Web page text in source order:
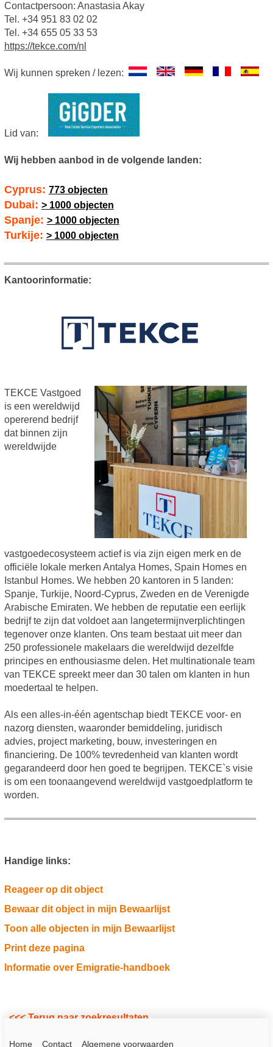
Contactpersoon: Anastasia Akay
Tel. +34 951 83 02 02
Tel. +34 655 05 33 53
https://tekce.com/nl
Wij kunnen spreken / lezen:
Lid van:
Wij hebben aanbod in de volgende landen:
Cyprus: 773 objecten
Dubai: > 1000 objecten
Spanje: > 1000 objecten
Turkije: > 1000 objecten
Kantoorinformatie:
TEKCE Vastgoed
is een wereldwijd
opererend bedrijf
dat binnen zijn
wereldwijde
vastgoedecosysteem actief is via zijn eigen merk en de
officiële lokale merken Antalya Homes, Spain Homes en
Istanbul Homes. We hebben 20 kantoren in 5 landen:
Spanje, Turkije, Noord-Cyprus, Zweden en de Verenigde
Arabische Emiraten. We hebben de reputatie een eerlijk
bedrijf te zijn dat voldoet aan langetermijnverplichtingen
tegenover onze klanten. Ons team bestaat uit meer dan
250 professionele makelaars die wereldwijd dezelfde
principes en enthousiasme delen. Het multinationale team
van TEKCE spreekt meer dan 30 talen om klanten in hun
moedertaal te helpen.
Als een alles-in-één agentschap biedt TEKCE voor- en
nazorg diensten, waaronder bemiddeling, juridisch
advies, project marketing, bouw, investeringen en
financiering. De 100% tevredenheid van klanten wordt
gegarandeerd door hen goed te begrijpen. TEKCE`s visie
is om een toonaangevend wereldwijd vastgoedplatform te
worden.
Handige links:
Reageer op dit object
Bewaar dit object in mijn Bewaarlijst
Toon alle objecten in mijn Bewaarlijst
Print deze pagina
Informatie over Emigratie-handboek
<<< Terug naar zoekresultaten
Home Contact Algemene voorwaarden